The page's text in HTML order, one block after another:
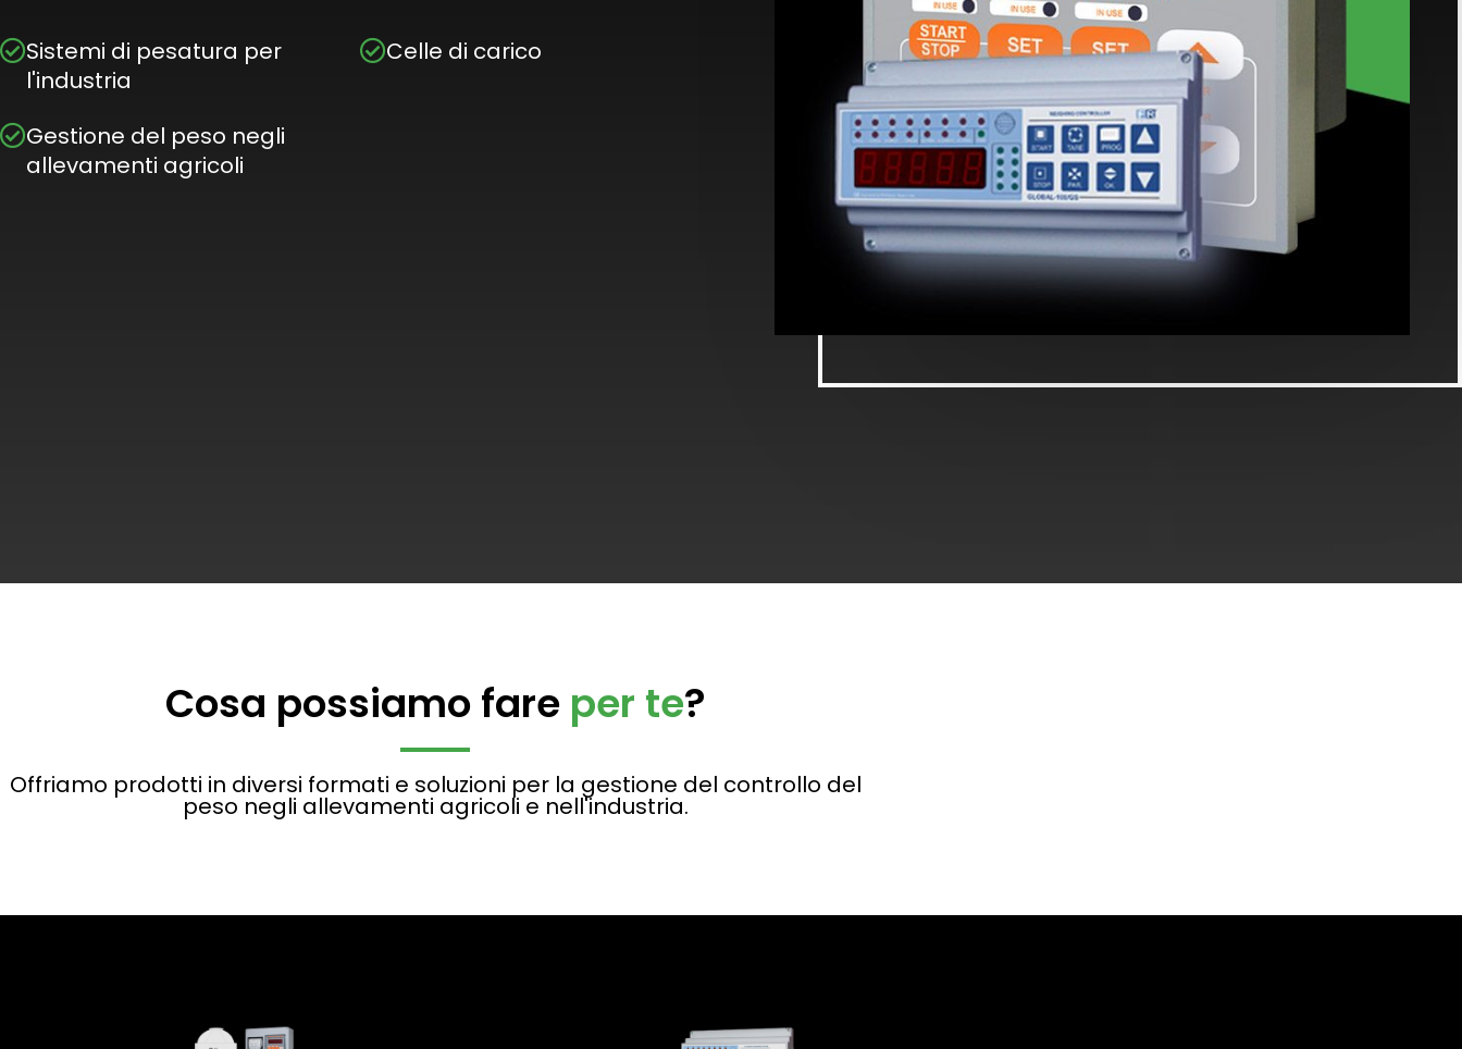
Sistemi di pesatura per
l'industria
Gestione del peso negli
allevamenti agricoli
Celle di carico
Cosa possiamo fare per te?
Offriamo prodotti in diversi formati e soluzioni per la gestione del controllo del
peso negli allevamenti agricoli e nell'industria.